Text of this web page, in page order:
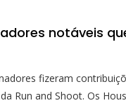
notáveis
fizeram
Run and Shoot. Os